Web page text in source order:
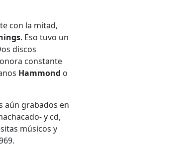
con la mitad,
. Eso tuvo un
discos
constante
Hammond o
aún grabados en
y cd,
músicos y